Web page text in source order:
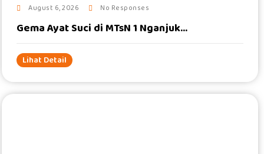
August 6, 2026 No Responses
Gema Ayat Suci di MTsN 1 Nganjuk...
Lihat Detail